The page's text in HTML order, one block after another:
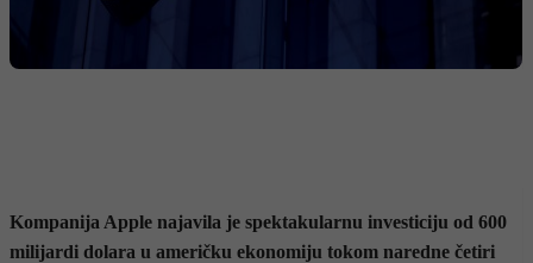
Kompanija Apple najavila je spektakularnu investiciju od 600
milijardi dolara u američku ekonomiju tokom naredne četiri